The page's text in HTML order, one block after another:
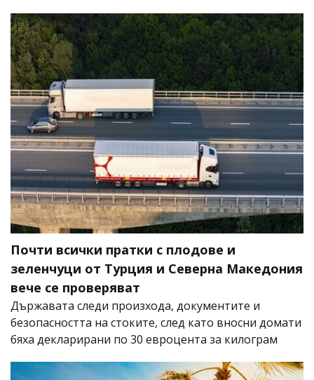
Почти всички пратки с плодове и
зеленчуци от Турция и Северна Македония
вече се проверяват
Държавата следи произхода, документите и
безопасността на стоките, след като вносни домати
бяха декларирани по 30 евроцента за килограм